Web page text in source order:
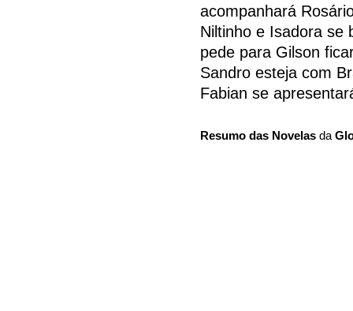
acompanhará
Niltinho e Isadora se
pede para Gilson
Sandro esteja com
Fabian se
Resumo das Novelas da